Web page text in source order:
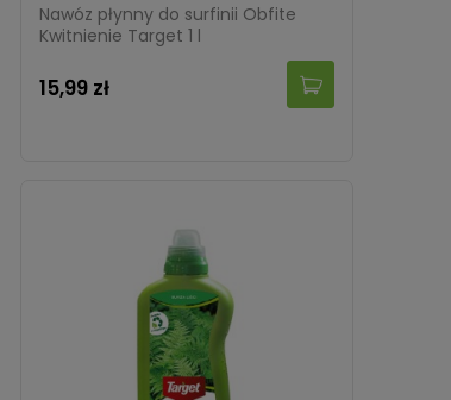
Nawóz płynny do surfinii Obfite
Kwitnienie Target 1 l
15,99 zł